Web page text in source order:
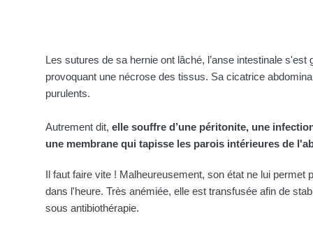
Les sutures de sa hernie ont lâché, l’anse intestinale s'est
provoquant une nécrose des tissus. Sa cicatrice
purulents.
Autrement dit, elle souffre d’une péritonite, une
une membrane qui tapisse les parois intérieures de
Il faut faire vite ! Malheureusement, son état ne lui permet
dans l'heure. Très anémiée, elle est transfusée afin de
sous antibiothérapie.